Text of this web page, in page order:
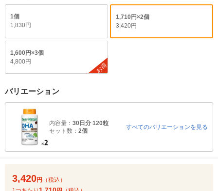
1個
1,830円
1,710円×2個
3,420円
1,600円×3個
4,800円
お得
バリエーション
内容量： 30日分 120粒
セット数： 2個
すべてのバリエーションを見る
3,420円
（税込）